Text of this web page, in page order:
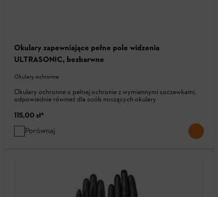
Okulary zapewniające pełne pole widzenia
ULTRASONIC, bezbarwne
Okulary ochronne
Okulary ochronne o pełnej ochronie z wymiennymi soczewkami,
odpowiednie również dla osób noszących okulary
115,00 zł*
Porównaj